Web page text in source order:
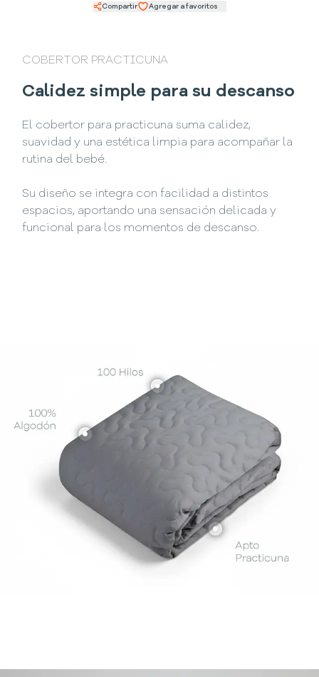
Compartir Agregar a favoritos
COBERTOR PRACTICUNA
Calidez simple para su descanso
El cobertor para practicuna suma calidez,
suavidad y una estética limpia para acompañar la
rutina del bebé.
Su diseño se integra con facilidad a distintos
espacios, aportando una sensación delicada y
funcional para los momentos de descanso.